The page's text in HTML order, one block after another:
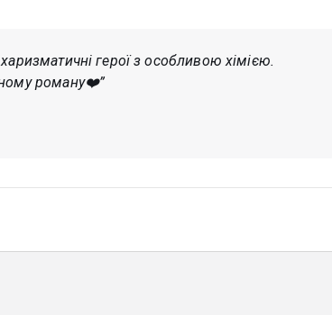
герої з особливою хімією.
роману❤️”